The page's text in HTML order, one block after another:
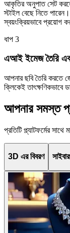
আকৃতির অনুপাত সেট
স্টাইল বেছে নিতে
স্বয়ংক্রিয়ভাবে প্রয়োগ
ধাপ 3
এআই ইমেজ তৈরি
আপনার ছবি তৈরি করতে
ক্লিকেই
আপনার সমস্ত
প্রতিটি প্ল্যাটফর্মের
3D এর বিবরণ